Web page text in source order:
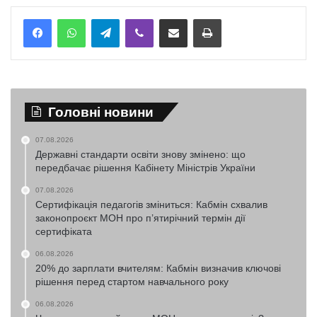
TelegramViber Надіслати електронною поштоюНадрукувати
Головні новини
07.08.2026
Державні стандарти освіти знову змінено: що
передбачає рішення Кабінету Міністрів України
07.08.2026
Сертифікація педагогів зміниться: Кабмін схвалив
законопроєкт МОН про п’ятирічний термін дії
сертифіката
06.08.2026
20% до зарплати вчителям: Кабмін визначив ключові
рішення перед стартом навчального року
06.08.2026